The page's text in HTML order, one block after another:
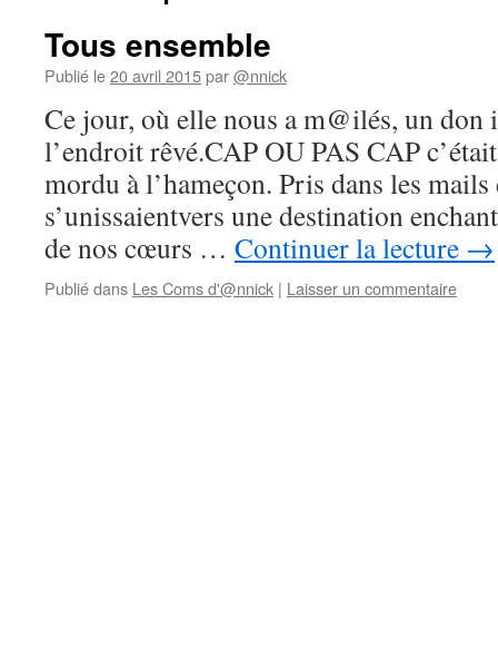
Tous ensemble
Publié le20 avril 2015par@nnick
Ce jour, où elle nous a m@ilés, un don
l’endroit rêvé.CAP OU PAS CAP
mordu à l’hameçon. Pris dans les
s’unissaientvers une destination
de nos cœurs … Continuer la lecture →
Publié dans Les Coms d'@nnick | Laisser un commentaire